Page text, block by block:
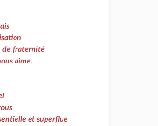
de fraternité
aime...
et superflue